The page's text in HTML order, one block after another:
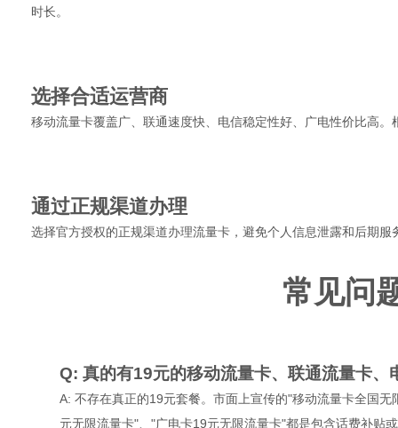
时长。
选择合适运营商
移动流量卡覆盖广、联通速度快、电信稳定性好、广电性价比高
通过正规渠道办理
选择官方授权的正规渠道办理流量卡，避免个人信息泄露和后期
常见问
Q: 真的有19元的移动流量卡、联通流量卡、
A: 不存在真正的19元套餐。市面上宣传的"移动流量卡全国
元无限流量卡"、"广电卡19元无限流量卡"都是包含话费补贴